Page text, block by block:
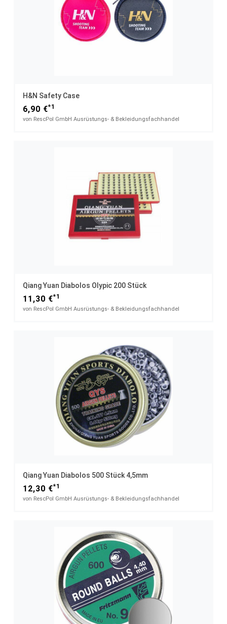
H&N Safety Case
6,90 €*1
von RescPol GmbH Ausrüstungs- & Bekleidungsfachhandel
Qiang Yuan Diabolos Olypic 200 Stück
11,30 €*1
von RescPol GmbH Ausrüstungs- & Bekleidungsfachhandel
Qiang Yuan Diabolos 500 Stück 4,5mm
12,30 €*1
von RescPol GmbH Ausrüstungs- & Bekleidungsfachhandel